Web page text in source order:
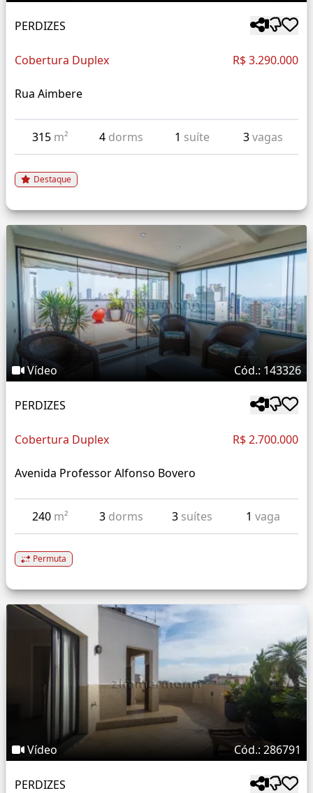
PERDIZES
Cobertura Duplex R$ 3.290.000
Rua Aimbere
315 m² 4 dorms 1 suíte 3vagas
Destaque
Vídeo Cód.: 143326
PERDIZES
Cobertura Duplex R$ 2.700.000
Avenida Professor Alfonso Bovero
240 m² 3 dorms 3 suítes 1 vaga
Permuta
Vídeo Cód.: 286791
PERDIZES